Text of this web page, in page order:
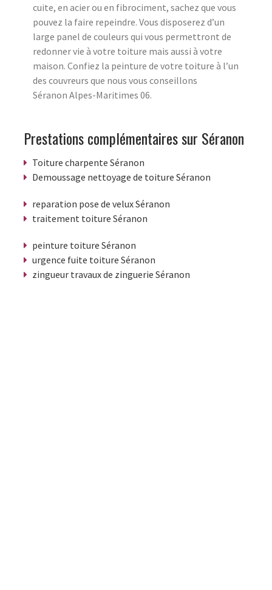
cuite, en acier ou en fibrociment, sachez que vous
pouvez la faire repeindre. Vous disposerez d’un
large panel de couleurs qui vous permettront de
redonner vie à votre toiture mais aussi à votre
maison. Confiez la peinture de votre toiture à l’un
des couvreurs que nous vous conseillons
Séranon Alpes-Maritimes 06.
Prestations complémentaires sur Séranon
Toiture charpente Séranon
Demoussage nettoyage de toiture Séranon
reparation pose de velux Séranon
traitement toiture Séranon
peinture toiture Séranon
urgence fuite toiture Séranon
zingueur travaux de zinguerie Séranon